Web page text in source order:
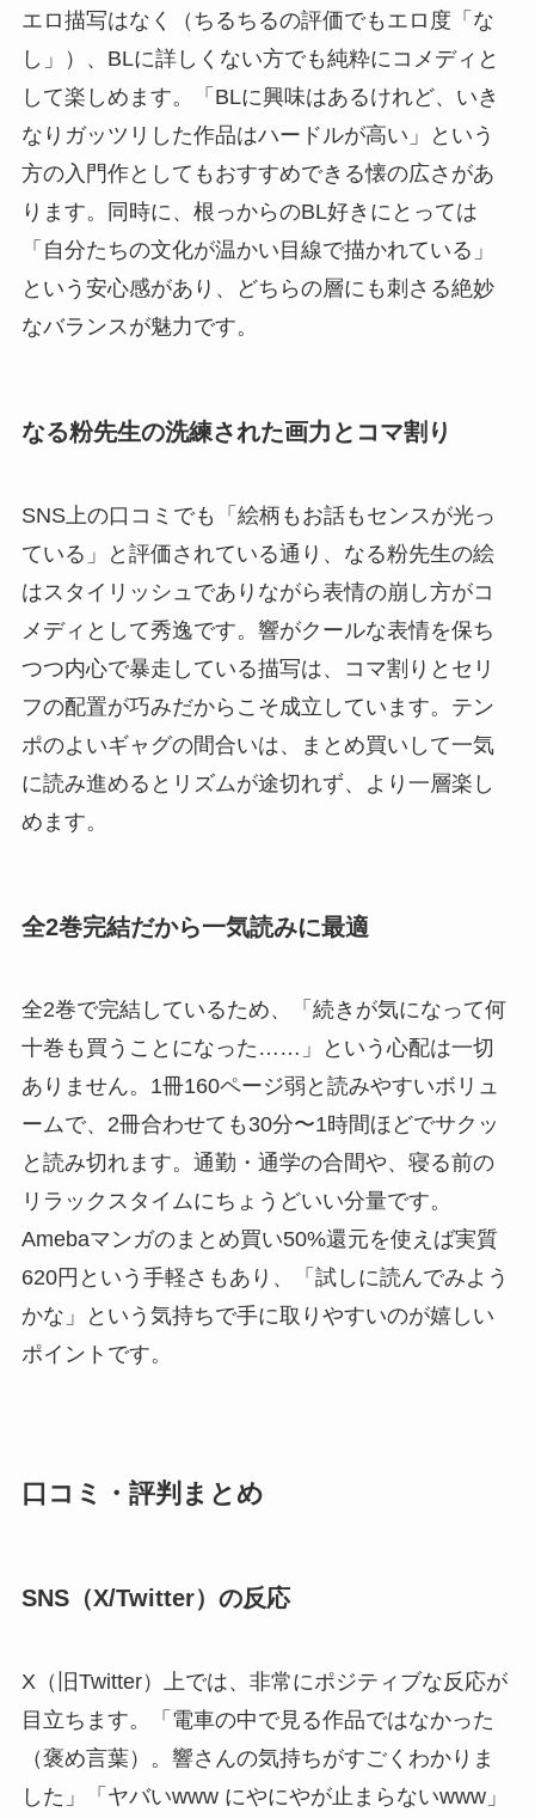
エロ描写はなく（ちるちるの評価でもエロ度「な
し」）、BLに詳しくない方でも純粋にコメディと
して楽しめます。「BLに興味はあるけれど、いき
なりガッツリした作品はハードルが高い」という
方の入門作としてもおすすめできる懐の広さがあ
ります。同時に、根っからのBL好きにとっては
「自分たちの文化が温かい目線で描かれている」
という安心感があり、どちらの層にも刺さる絶妙
なバランスが魅力です。
なる粉先生の洗練された画力とコマ割り
SNS上の口コミでも「絵柄もお話もセンスが光っ
ている」と評価されている通り、なる粉先生の絵
はスタイリッシュでありながら表情の崩し方がコ
メディとして秀逸です。響がクールな表情を保ち
つつ内心で暴走している描写は、コマ割りとセリ
フの配置が巧みだからこそ成立しています。テン
ポのよいギャグの間合いは、まとめ買いして一気
に読み進めるとリズムが途切れず、より一層楽し
めます。
全2巻完結だから一気読みに最適
全2巻で完結しているため、「続きが気になって何
十巻も買うことになった……」という心配は一切
ありません。1冊160ページ弱と読みやすいボリュ
ームで、2冊合わせても30分〜1時間ほどでサクッ
と読み切れます。通勤・通学の合間や、寝る前の
リラックスタイムにちょうどいい分量です。
Amebaマンガのまとめ買い50%還元を使えば実質
620円という手軽さもあり、「試しに読んでみよう
かな」という気持ちで手に取りやすいのが嬉しい
ポイントです。
口コミ・評判まとめ
SNS（X/Twitter）の反応
X（旧Twitter）上では、非常にポジティブな反応が
目立ちます。「電車の中で見る作品ではなかった
（褒め言葉）。響さんの気持ちがすごくわかりま
した」「ヤバいwww にやにやが止まらないwww」